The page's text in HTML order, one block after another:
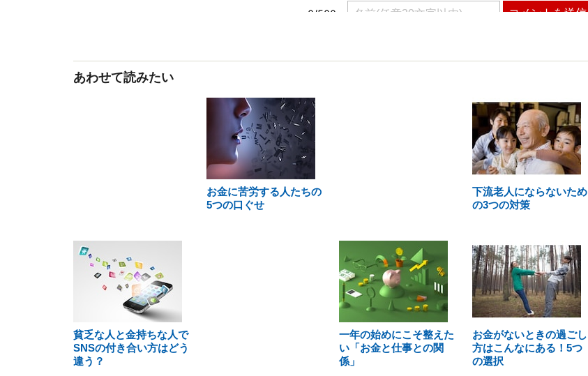
あわせて読みたい
お金に苦労する人たちの
5つの口ぐせ
下流老人にならないため
の3つの対策
貧乏な人と金持ちな人で
SNSの付き合い方はどう
違う？
一年の始めにこそ整えた
い「お金と仕事との関
係」
お金がないときの過ごし
方はこんなにある！5つ
の選択